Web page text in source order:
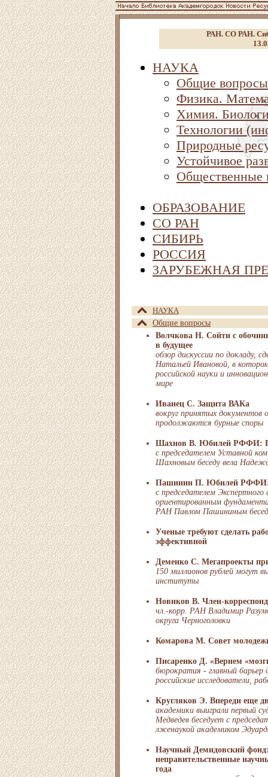
РАН. СО РАН.
НАУКА
Общие вопросы
Физика.
Химия.
Технологии
Природные
Устойчивое
Общественные
ОБРАЗОВАНИЕ
СО РАН
СИБИРЬ
РОССИЯ
ЗАРУБЕЖНАЯ
НАУКА
Общие вопросы
Волчкова Н. Сойти с
в будущее
обзор дискуссии по докладу,
Натальей Ивановой, в
российской науки и
мире
Иванец С. Защита ВАКа
вокруг принятых документов
продолжаются бурные споры
Шахнов В. Юбилей РФФИ: В
с председателем Уставной
Шахновым беседу вела
Пашинин П. Юбилей РФФИ:
с председателем
ориентированным
РАН Павлом Пашининым
Ученые требуют сделать
эффективной
Деменко С. Мегапроекты
150 миллионов рублей могут
институты
Новиков В. Член-
чл.-корр. РАН Владимир
округа Черноголовки
Комарова М. Совет
Писаренко Д. «Вернем
бюрократия - главный барьер
российские исследователи,
Кругляков Э. Впереди еще
академики выиграли первый
Медведев беседует с
лженаукой академиком
Научный Демидовский
неправительственные
года